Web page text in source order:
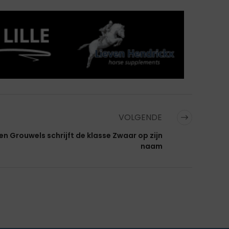
VOLGENDE
Grouwels schrijft de klasse Zwaar op zijn
naam